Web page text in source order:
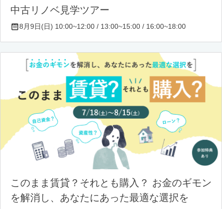
中古リノベ見学ツアー
8月9日(日) 10:00~12:00 / 13:00~15:00 / 16:00~18:00
このまま賃貸？それとも購入？ お金のギモン
を解消し、あなたにあった最適な選択を